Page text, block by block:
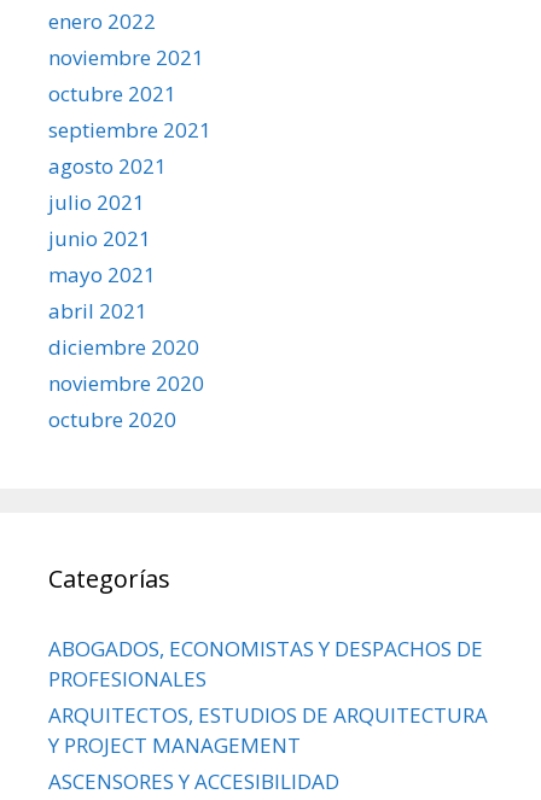
enero 2022
noviembre 2021
octubre 2021
septiembre 2021
agosto 2021
julio 2021
junio 2021
mayo 2021
abril 2021
diciembre 2020
noviembre 2020
octubre 2020
Categorías
ABOGADOS, ECONOMISTAS Y DESPACHOS DE
PROFESIONALES
ARQUITECTOS, ESTUDIOS DE ARQUITECTURA
Y PROJECT MANAGEMENT
ASCENSORES Y ACCESIBILIDAD